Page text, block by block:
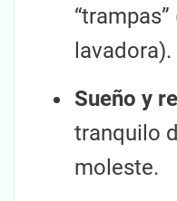
lavadora).
Sueño y
tranquilo
moleste.